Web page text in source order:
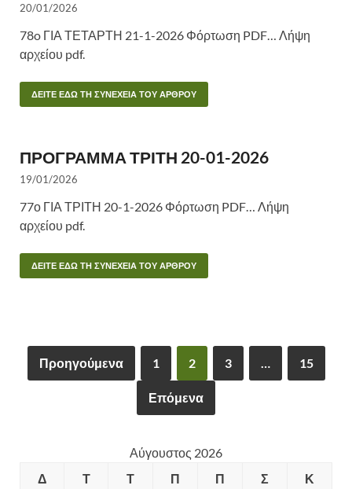
20/01/2026
78o ΓΙΑ ΤΕΤΑΡΤΗ 21-1-2026 Φόρτωση PDF… Λήψη
αρχείου pdf.
ΔΕΙΤΕ ΕΔΩ ΤΗ ΣΥΝΕΧΕΙΑ ΤΟΥ ΑΡΘΡΟΥ
ΠΡΟΓΡΑΜΜΑ ΤΡΙΤΗ 20-01-2026
19/01/2026
77ο ΓΙΑ ΤΡΙΤΗ 20-1-2026 Φόρτωση PDF… Λήψη
αρχείου pdf.
ΔΕΙΤΕ ΕΔΩ ΤΗ ΣΥΝΕΧΕΙΑ ΤΟΥ ΑΡΘΡΟΥ
Προηγούμενα 1 2 3 … 15
Επόμενα
Αύγουστος 2026
Δ
Τ Τ Π Π Σ Κ